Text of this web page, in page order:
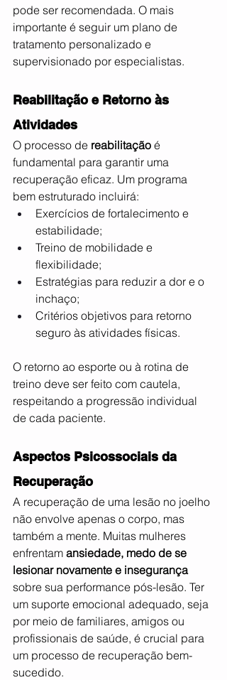
pode ser recomendada. O mais
importante é seguir um plano de
tratamento personalizado e
supervisionado por especialistas.
Reabilitação e Retorno às
Atividades
O processo de reabilitação é
fundamental para garantir uma
recuperação eficaz. Um programa
bem estruturado incluirá:
Exercícios de fortalecimento e
estabilidade;
Treino de mobilidade e
flexibilidade;
Estratégias para reduzir a dor e o
inchaço;
Critérios objetivos para retorno
seguro às atividades físicas.
O retorno ao esporte ou à rotina de
treino deve ser feito com cautela,
respeitando a progressão individual
de cada paciente.
Aspectos Psicossociais da
Recuperação
A recuperação de uma lesão no joelho
não envolve apenas o corpo, mas
também a mente. Muitas mulheres
enfrentam ansiedade, medo de se
lesionar novamente e insegurança
sobre sua performance pós-lesão. Ter
um suporte emocional adequado, seja
por meio de familiares, amigos ou
profissionais de saúde, é crucial para
um processo de recuperação bem-
sucedido.